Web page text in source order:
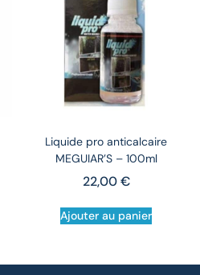
Liquide pro anticalcaire
MEGUIAR’S – 100ml
22,00€
Ajouter au panier